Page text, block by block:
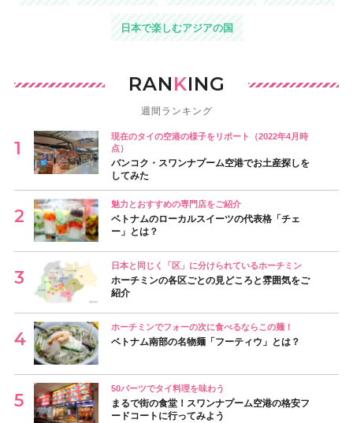
日本で楽しむアジアの国
RANKING
週間ランキング
現在のタイの空港の様子をリポート（2022年4月時
点）
バンコク・スワンナプーム空港でお土産探しを
してみた
魅力とおすすめの専門店をご紹介
ベトナムのローカルスイーツの代表格「チェ
ー」とは？
日本と同じく「区」に分けられているホーチミン
ホーチミンの各区ごとの見どころと雰囲気をご
紹介
ホーチミンでフォーの次に食べるならこの麺！
ベトナム南部の名物麺「フーティウ」とは？
50バーツでタイ料理を味わう
まるで街の食堂！スワンナプーム空港の格安フ
ードコートに行ってみよう